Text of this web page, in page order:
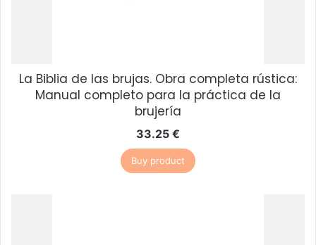
La Biblia de las brujas. Obra completa rústica:
Manual completo para la práctica de la
brujería
33.25 €
Buy product